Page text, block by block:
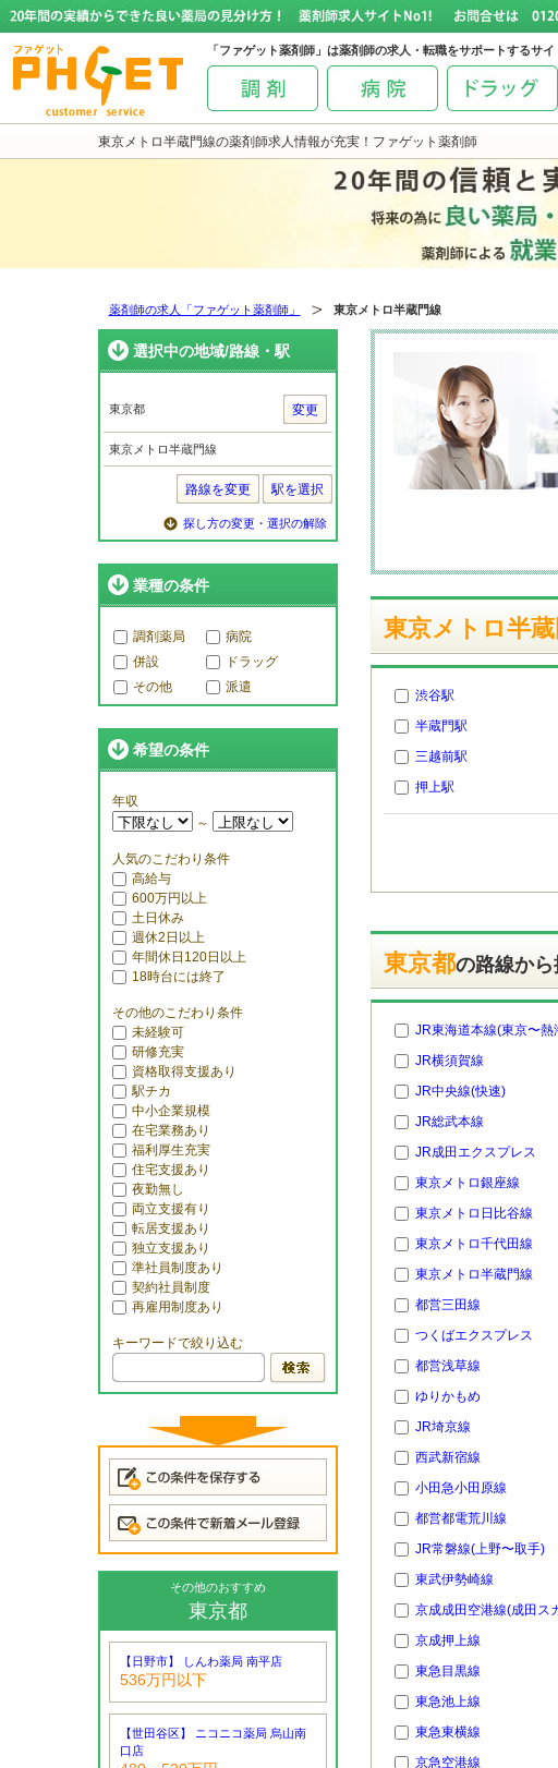
東京メトロ半蔵門線の薬剤師求人情報が充実！ファゲット薬剤師
「ファゲット薬剤師」は薬剤師の求人・転職をサポートするサイ
薬剤師の求人「ファゲット薬剤師」 東京メトロ半蔵門線
選択中の地域/路線・駅
東京都 変更
東京メトロ半蔵門線
路線を変更 駅を選択
探し方の変更・選択の解除
業種の条件
調剤薬局
病院
併設
ドラッグ
その他
派遣
希望の条件
年収
～
人気のこだわり条件
高給与
600万円以上
土日休み
週休2日以上
年間休日120日以上
18時台には終了
その他のこだわり条件
未経験可
研修充実
資格取得支援あり
駅チカ
中小企業規模
在宅業務あり
福利厚生充実
住宅支援あり
夜勤無し
両立支援有り
転居支援あり
独立支援あり
準社員制度あり
契約社員制度
再雇用制度あり
キーワードで絞り込む
その他のおすすめ
東京都
【日野市】 しんわ薬局 南平店
536万円以下
【世田谷区】 ニコニコ薬局 烏山南
口店
東京メトロ半
渋谷駅
半蔵門駅
三越前駅
押上駅
東京都の路線から
JR東海道本線(東京〜熱
JR横須賀線
JR中央線(快速)
JR総武本線
JR成田エクスプレス
東京メトロ銀座線
東京メトロ日比谷線
東京メトロ千代田線
東京メトロ半蔵門線
都営三田線
つくばエクスプレス
都営浅草線
ゆりかもめ
JR埼京線
西武新宿線
小田急小田原線
都営都電荒川線
JR常磐線(上野〜取手)
東武伊勢崎線
京成成田空港線(成田ス
京成押上線
東急目黒線
東急池上線
東急東横線
京急空港線